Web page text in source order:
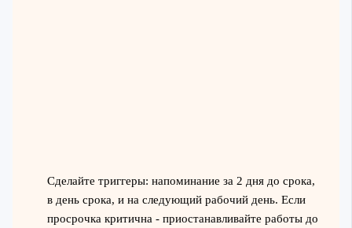
Сделайте триггеры: напоминание за 2 дня до срока,
в день срока, и на следующий рабочий день. Если
просрочка критична - приостанавливайте работы до